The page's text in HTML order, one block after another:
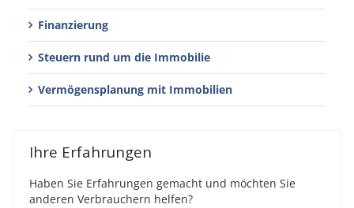
Finanzierung
Steuern rund um die Immobilie
Vermögensplanung mit Immobilien
Ihre Erfahrungen
Haben Sie Erfahrungen gemacht und möchten Sie
anderen Verbrauchern helfen?